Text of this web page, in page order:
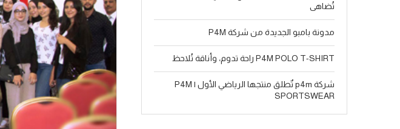
تُضاهى
مدونة بامبو الجديدة من شركة P4M
P4M POLO T-SHIRT راحة تدوم، وأناقة تُلاحظ
شركة p4m تٌطلق منتجها الرياضي الأول | P4M
SPORTSWEAR